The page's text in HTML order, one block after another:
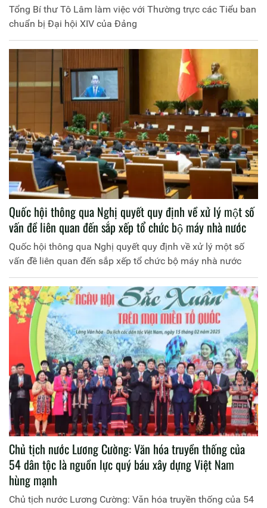
Tổng Bí thư Tô Lâm làm việc với Thường trực các Tiểu ban
chuẩn bị Đại hội XIV của Đảng
Quốc hội thông qua Nghị quyết quy định về xử lý một số
vấn đề liên quan đến sắp xếp tổ chức bộ máy nhà nước
Quốc hội thông qua Nghị quyết quy định về xử lý một số
vấn đề liên quan đến sắp xếp tổ chức bộ máy nhà nước
Chủ tịch nước Lương Cường: Văn hóa truyền thống của
54 dân tộc là nguồn lực quý báu xây dựng Việt Nam
hùng mạnh
Chủ tịch nước Lương Cường: Văn hóa truyền thống của 54